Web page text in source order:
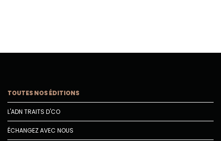
TOUTES NOS ÉDITIONS
L'ADN TRAITS D'CO
ÉCHANGEZ AVEC NOUS